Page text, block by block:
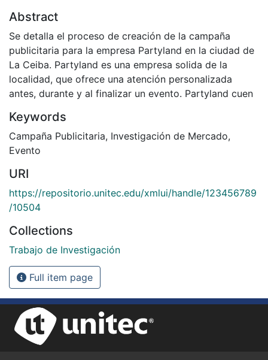
Abstract
Se detalla el proceso de creación de la campaña
publicitaria para la empresa Partyland en la ciudad de
La Ceiba. Partyland es una empresa solida de la
localidad, que ofrece una atención personalizada
antes, durante y al finalizar un evento. Partyland cuen
Keywords
Campaña Publicitaria, Investigación de Mercado,
Evento
URI
https://repositorio.unitec.edu/xmlui/handle/123456789
/10504
Collections
Trabajo de Investigación
Full item page